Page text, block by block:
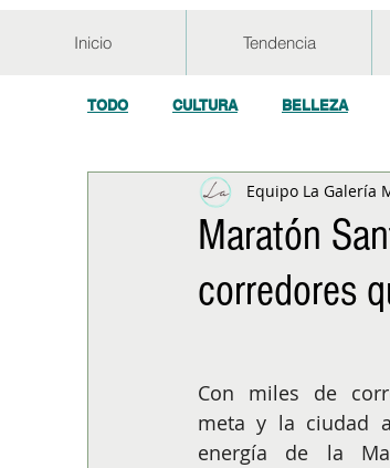
Inicio Tendencia
TODO CULTURA BELLEZA
GASTRONOMÍA Y VINOS
ALIMENTACIÓN COLUMNA
Maratón
corredores
Equipo La Galería
Con miles de
meta y la ciudad
energía de la